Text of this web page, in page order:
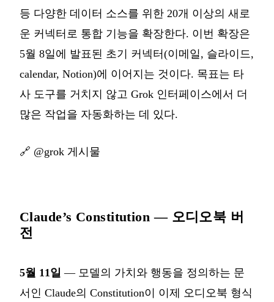
등 다양한 데이터 소스를 위한 20개 이상의 새로
운 커넥터로 통합 기능을 확장한다. 이번 확장은
5월 8일에 발표된 초기 커넥터(이메일, 슬라이드,
calendar, Notion)에 이어지는 것이다. 목표는 타
사 도구를 거치지 않고 Grok 인터페이스에서 더
많은 작업을 자동화하는 데 있다.
🔗 @grok 게시물
Claude’s Constitution — 오디오북 버
전
5월 11일 — 모델의 가치와 행동을 정의하는 문
서인 Claude의 Constitution이 이제 오디오북 형식